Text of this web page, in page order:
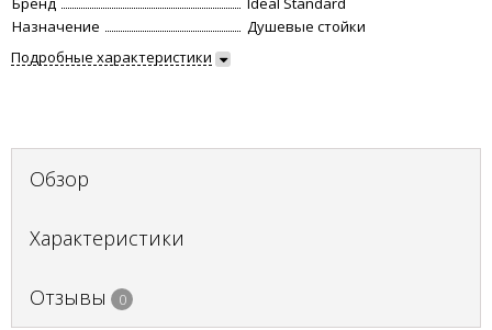
Назначение
Душевые стойки
Подробные характеристики
Обзор
Характеристики
Отзывы 0